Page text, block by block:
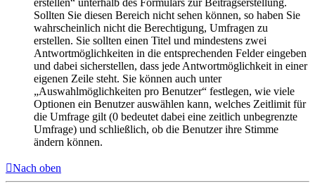
erstellen“ unterhalb des Formulars zur Beitragserstellung.
Sollten Sie diesen Bereich nicht sehen können, so haben Sie
wahrscheinlich nicht die Berechtigung, Umfragen zu
erstellen. Sie sollten einen Titel und mindestens zwei
Antwortmöglichkeiten in die entsprechenden Felder eingeben
und dabei sicherstellen, dass jede Antwortmöglichkeit in einer
eigenen Zeile steht. Sie können auch unter
„Auswahlmöglichkeiten pro Benutzer“ festlegen, wie viele
Optionen ein Benutzer auswählen kann, welches Zeitlimit für
die Umfrage gilt (0 bedeutet dabei eine zeitlich unbegrenzte
Umfrage) und schließlich, ob die Benutzer ihre Stimme
ändern können.
Nach oben